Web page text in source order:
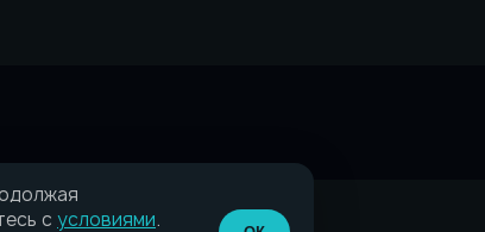
с условиями.